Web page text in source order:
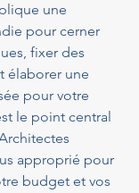
une
pour cerner
fixer des
élaborer une
pour votre
le point central
approprié pour
budget et vos